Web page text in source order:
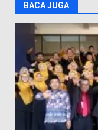
BACA JUGA